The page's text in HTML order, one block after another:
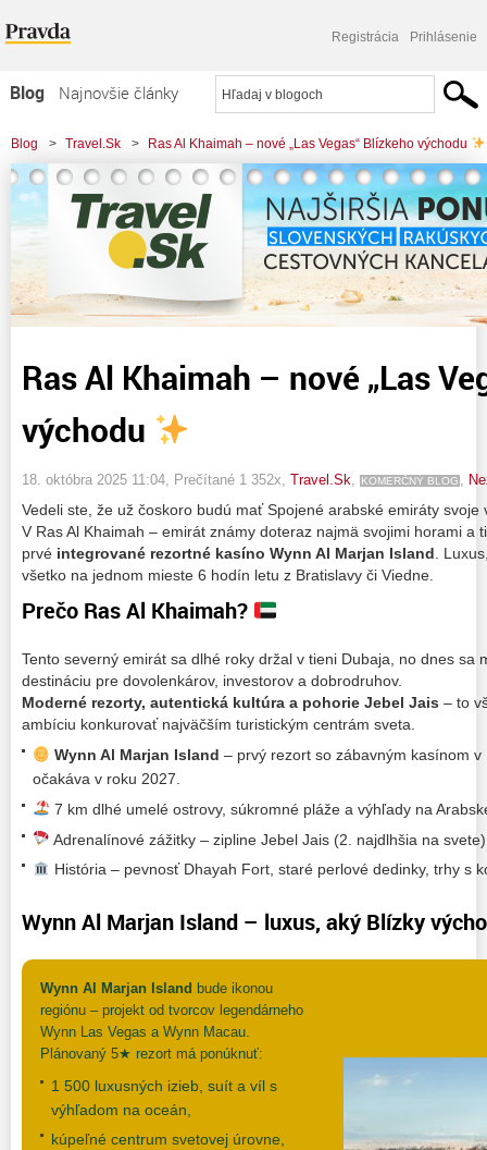
Registrácia Prihlásenie
Blog
Najnovšie články
Najčítanejšie články
Najkomentovanejšie články
Zoznam blogov
Komerčné blogy
Blog > Travel.Sk > Ras Al Khaimah – nové „Las Vegas“ Blízkeho východu
Ras Al Khaimah – nové „Las
východu
18. októbra 2025 11:04 , Prečítané 1 352x, Travel.Sk KOMERČNÝ BLOG
Vedeli ste, že už čoskoro budú mať Spojené arabské emiráty svoje
V Ras Al Khaimah – emirát známy doteraz najmä svojimi horami a
prvé integrované rezortné kasíno Wynn Al Marjan Island .
všetko na jednom mieste 6 hodín letu z Bratislavy či Viedne.
Prečo Ras Al Khaimah?
Tento severný emirát sa dlhé roky držal v tieni Dubaja, no dnes sa
destináciu pre dovolenkárov, investorov a dobrodruhov.
Moderné rezorty, autentická kultúra a pohorie Jebel Jais – to
ambíciu konkurovať najväčším turistickým centrám sveta.
Wynn Al Marjan Island – prvý rezort so zábavným kasínom
očakáva v roku 2027.
7 km dlhé umelé ostrovy, súkromné pláže a výhľady na
Adrenalínové zážitky – zipline Jebel Jais (2. najdlhšia na
História – pevnosť Dhayah Fort, staré perlové dedinky, trhy s
Wynn Al Marjan Island – luxus, aký Blízky
Wynn Al Marjan Island bude ikonou
regiónu – projekt od tvorcov legendárneho
Wynn Las Vegas a Wynn Macau.
Plánovaný 5★ rezort má ponúknuť:
1 500 luxusných izieb, suít a víl s
výhľadom na oceán,
kúpeľné centrum svetovej úrovne,